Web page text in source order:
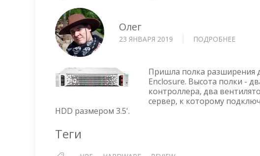
Олег
23 ЯНВАРЯ 2019 ПОДРОБНЕЕ
LFF
DISK
—
Пришла полка разширения
Enclosure. Высота полки -
контроллера, два
сервер, к которому
HDD размером 3.5'.
Теги